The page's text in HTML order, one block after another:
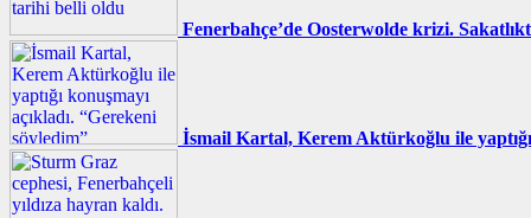
Fenerbahçe’de Oosterwolde krizi.
İsmail Kartal, Kerem Aktürkoğlu ile